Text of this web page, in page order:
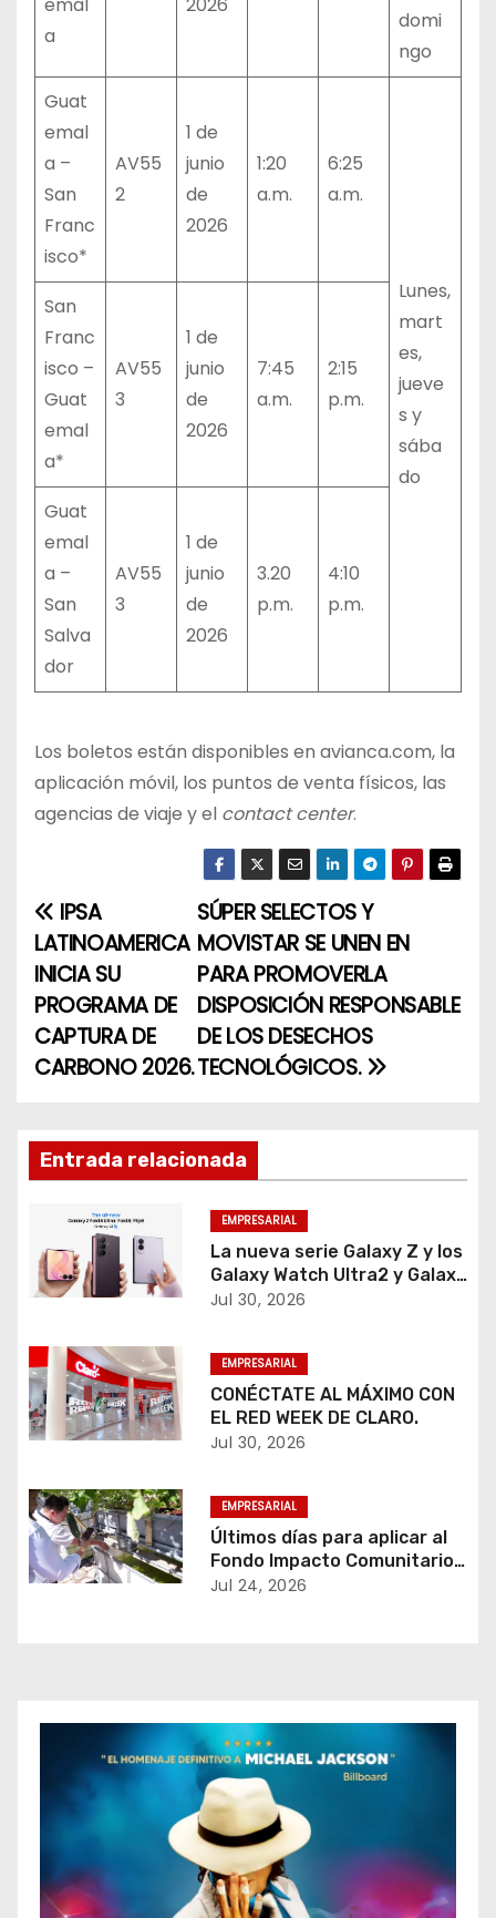
a
domi
ngo
Guat
emal
a –
San
Franc
isco*
AV55
2
1 de
junio
de
2026
1:20
a.m.
6:25
a.m.
Lunes,
mart
es,
jueve
s y
sába
do
San
Franc
isco –
Guat
emal
a*
AV55
3
1 de
junio
de
2026
7:45
a.m.
2:15
p.m.
Guat
emal
a –
San
Salva
dor
AV55
3
1 de
junio
de
2026
3.20
p.m.
4:10
p.m.
Los boletos están disponibles en avianca.com, la
aplicación móvil, los puntos de venta físicos, las
agencias de viaje y el contact center.
N
a
v
e
a
i
ó
n
d
e
e
n
t
d
s
SÚPER SELECTOS Y
MOVISTAR SE UNEN EN
PARA PROMOVERLA
DISPOSICIÓN RESPONSABLE
DE LOS DESECHOS
TECNOLÓGICOS.
IPSA
LATINOAMERICA
INICIA SU
PROGRAMA DE
CAPTURA DE
CARBONO 2026.
Entrada relacionada
EMPRESARIAL
La nueva serie Galaxy Z y los
Galaxy Watch Ultra2 y Galaxy
Watch9 inauguran una
para trabajar, crear, cuidar la
salud y disfrutar el día a día.
Jul 30, 2026
EMPRESARIAL
CONÉCTATE AL MÁXIMO CON
EL RED WEEK DE CLARO.
Jul 30, 2026
EMPRESARIAL
Últimos días para aplicar al
Fondo Impacto Comunitario
de TELUS Digital El Salvador.
Jul 24, 2026